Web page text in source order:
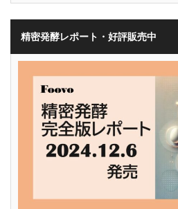
精密発酵レポート・好評販売中